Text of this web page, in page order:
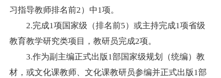
习指导教师排名前2）中1项。
2.完成1项国家级（排名前5）或主持完成1项省级
教育教学研究类项目，教研员完成2项。
3.作为副主编正式出版1部国家级规划（统编）教
材，或文化课教师、文化课教研员参编并正式出版1部